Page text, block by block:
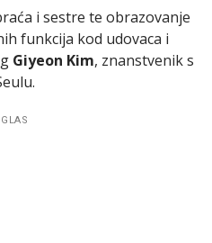
i sestre te obrazovanje
funkcija kod udovaca i
Giyeon Kim, znanstvenik s